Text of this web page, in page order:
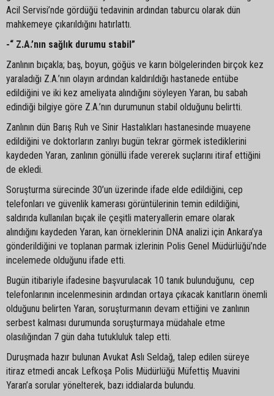
Acil Servisi’nde gördüğü tedavinin ardından taburcu olarak dün
mahkemeye çıkarıldığını hatırlattı.
-“ Z.A.’nın sağlık durumu stabil”
Zanlının bıçakla; baş, boyun, göğüs ve karın bölgelerinden birçok kez
yaraladığı Z.A.’nın olayın ardından kaldırıldığı hastanede entübe
edildiğini ve iki kez ameliyata alındığını söyleyen Yaran, bu sabah
edindiği bilgiye göre Z.A.’nın durumunun stabil olduğunu belirtti.
Zanlının dün Barış Ruh ve Sinir Hastalıkları hastanesinde muayene
edildiğini ve doktorların zanlıyı bugün tekrar görmek istediklerini
kaydeden Yaran, zanlının gönüllü ifade vererek suçlarını itiraf ettiğini
de ekledi.
Soruşturma sürecinde 30’un üzerinde ifade elde edildiğini, cep
telefonları ve güvenlik kamerası görüntülerinin temin edildiğini,
saldırıda kullanılan bıçak ile çeşitli materyallerin emare olarak
alındığını kaydeden Yaran, kan örneklerinin DNA analizi için Ankara’ya
gönderildiğini ve toplanan parmak izlerinin Polis Genel Müdürlüğü’nde
incelemede olduğunu ifade etti.
Bugün itibariyle ifadesine başvurulacak 10 tanık bulunduğunu, cep
telefonlarının incelenmesinin ardından ortaya çıkacak kanıtların önemli
olduğunu belirten Yaran, soruşturmanın devam ettiğini ve zanlının
serbest kalması durumunda soruşturmaya müdahale etme
olasılığından 7 gün daha tutukluluk talep etti.
Duruşmada hazır bulunan Avukat Aslı Seldağ, talep edilen süreye
itiraz etmedi ancak Lefkoşa Polis Müdürlüğü Müfettiş Muavini
Yaran’a sorular yönelterek, bazı iddialarda bulundu.